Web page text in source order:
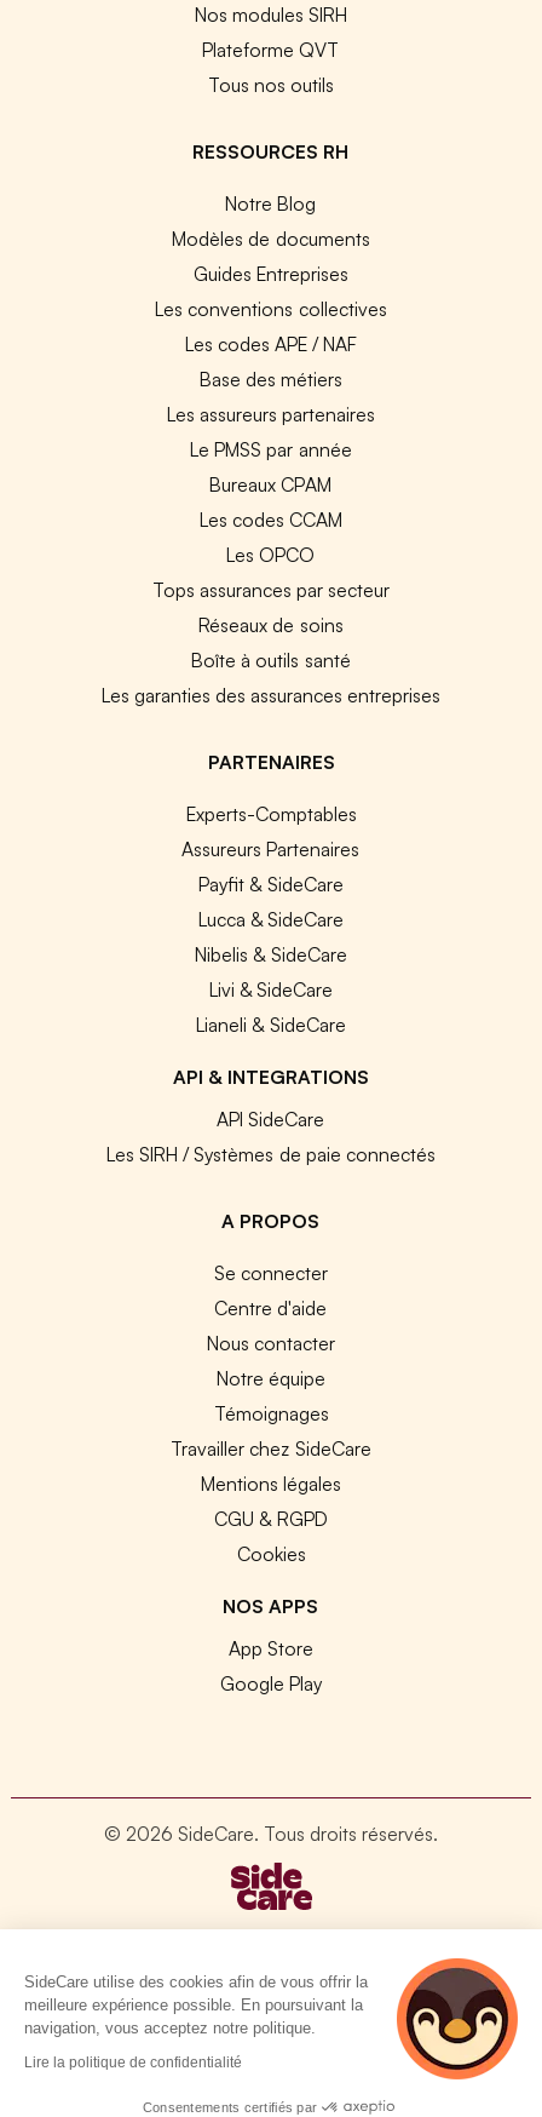
Nos modules SIRH
Plateforme QVT
Tous nos outils
RESSOURCES RH
Notre Blog
Modèles de documents
Guides Entreprises
Les conventions collectives
Les codes APE / NAF
Base des métiers
Les assureurs partenaires
Le PMSS par année
Bureaux CPAM
Les codes CCAM
Les OPCO
Tops assurances par secteur
Réseaux de soins
Boîte à outils santé
Les garanties des assurances entreprises
PARTENAIRES
Experts-Comptables
Assureurs Partenaires
Payfit & SideCare
Lucca & SideCare
Nibelis & SideCare
Livi & SideCare
Lianeli & SideCare
API & INTEGRATIONS
API SideCare
Les SIRH / Systèmes de paie connectés
A PROPOS
Se connecter
Centre d'aide
Nous contacter
Notre équipe
Témoignages
Travailler chez SideCare
Mentions légales
CGU & RGPD
Cookies
NOS APPS
App Store
Google Play
© 2026 SideCare. Tous droits réservés.
SideCare utilise des cookies afin de vous offrir la
meilleure expérience possible. En poursuivant la
navigation, vous acceptez notre politique.
Lire la politique de confidentialité
Consentements certifiés par
4 personnes
consultent